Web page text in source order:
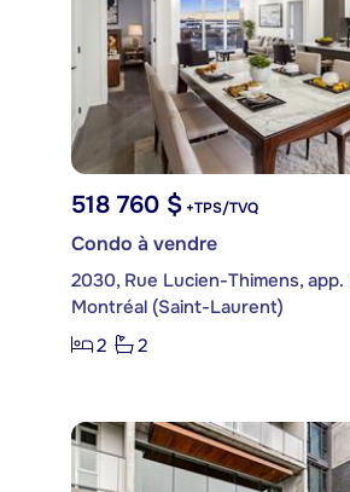
518 760 $ +TPS/TVQ
Condo à vendre
2030, Rue Lucien-Thimens,
Montréal (Saint-Laurent)
2
2